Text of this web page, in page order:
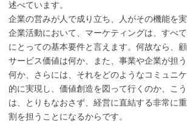
述べています。
企業の営みが人で成り立ち、人がその機能を
企業活動において、マーケティングは、すべ
にとっての基本要件と言えます。何故なら、
サービス価値は何か、また、事業や企業が担
何か、さらには、それをどのようなコミュニ
的に実現し、価値創造を図って行くのか、こ
は、とりもなおさず、経営に直結する非常に
割を担うことになるからです。